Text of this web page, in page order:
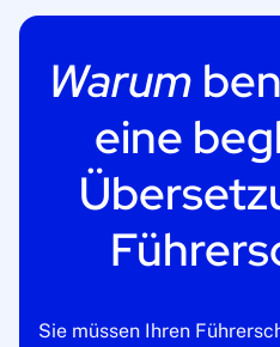
Warum
eine
Sie müssen Ihren